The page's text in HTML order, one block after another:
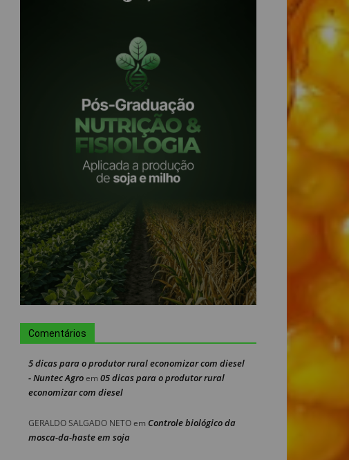
Comentários
5 dicas para o produtor rural economizar com diesel
- Nuntec Agroem 05 dicas para o produtor rural
economizar com diesel
GERALDO SALGADO NETOem Controle biológico da
mosca-da-haste em soja